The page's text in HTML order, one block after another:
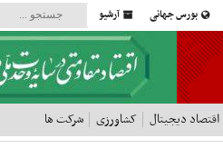
بورس جهانی آرشیو
اقتصاد دیجیتال کشاورزی شرکت ها